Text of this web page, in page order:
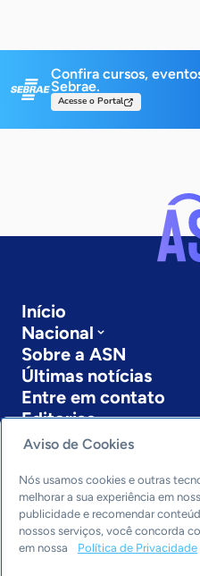
Confira cursos,
Sebrae.
Acesse o Portal
Início
Nacional
Sobre a ASN
Últimas notícias
Entre em contato
Editorias
Economia & Política
Inovação &
Cultura
Dados
Arquivo
Aviso de Cookies
Nós usamos cookies e outras
melhorar a sua experiência em
publicidade e recomendar
nossos serviços, você concorda
em nossa
Política de Privacidade